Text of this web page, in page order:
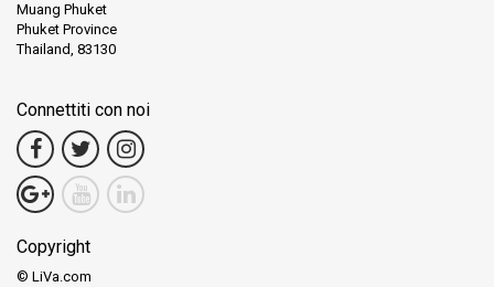
Muang Phuket
Phuket Province
Thailand, 83130
Connettiti con noi
Copyright
© LiVa.com